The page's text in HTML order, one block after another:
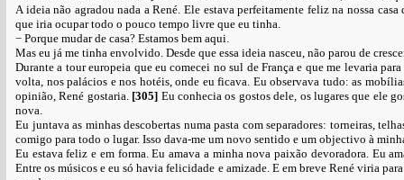
A ideia não agradou nada a René. Ele estava perfeitamente feliz na nossa
que iria ocupar todo o pouco tempo livre que eu tinha.
− Porque mudar de casa? Estamos bem aqui.
Mas eu já me tinha envolvido. Desde que essa ideia nasceu, não parou de
Durante a tour europeia que eu comecei no sul de França e que me levaria
volta, nos palácios e nos hotéis, onde eu ficava. Eu observava tudo: as
opinião, René gostaria. [305] Eu conhecia os gostos dele, os lugares que ele
nova.
Eu juntava as minhas descobertas numa pasta com separadores: torneiras,
comigo para todo o lugar. Isso dava-me um novo sentido e um objectivo à
Eu estava feliz e em forma. Eu amava a minha nova paixão devoradora. Eu
Entre os músicos e eu só havia felicidade e amizade. E em breve René viria